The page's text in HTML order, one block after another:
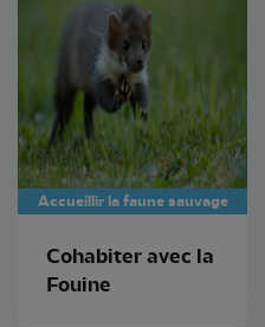
Accueillir la faune sauvage
Cohabiter avec la
Fouine